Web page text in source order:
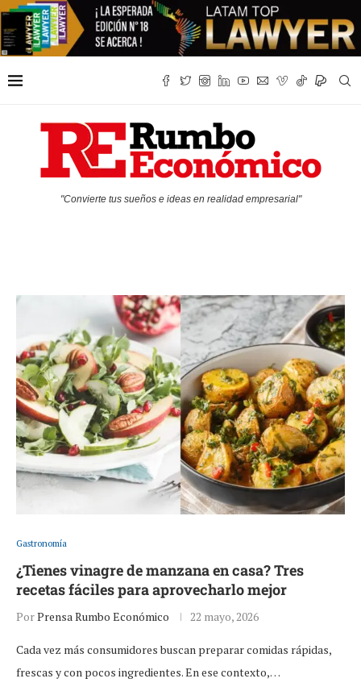
"Convierte tus sueños e ideas en realidad empresarial"
Gastronomía
¿Tienes vinagre de manzana en casa? Tres
recetas fáciles para aprovecharlo mejor
PorPrensa Rumbo Económico 22 mayo, 2026
Cada vez más consumidores buscan preparar comidas rápidas,
frescas y con pocos ingredientes. En ese contexto,…